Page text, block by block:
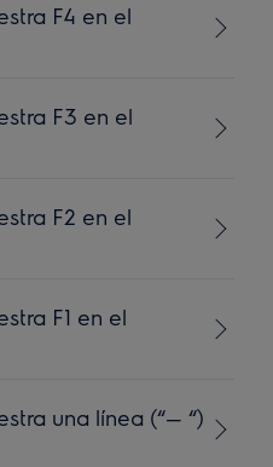
F4 en el
F3 en el
F2 en el
F1 en el
una línea (“— “)